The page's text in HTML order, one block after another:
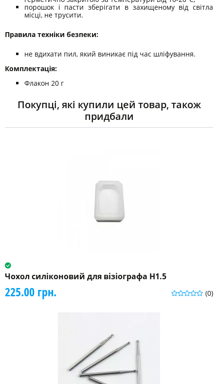
порошок і пасти зберігати в захищеному від світла
місці, не трусити.
Правила техніки безпеки:
не вдихати пил, який виникає під час шліфування.
Комплектація:
Флакон 20 г
Покупці, які купили цей товар, також
придбали
Чохол силіконовий для візіографа H1.5
(0)
225.00 грн.